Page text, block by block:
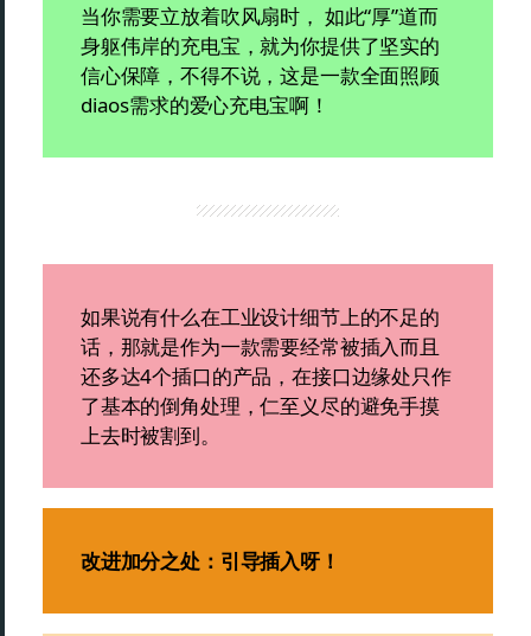
当你需要立放着吹风扇时， 如此“厚”道而
身躯伟岸的充电宝，就为你提供了坚实的
信心保障，不得不说，这是一款全面照顾
diaos需求的爱心充电宝啊！
如果说有什么在工业设计细节上的不足的
话，那就是作为一款需要经常被插入而且
还多达4个插口的产品，在接口边缘处只作
了基本的倒角处理，仁至义尽的避免手摸
上去时被割到。
改进加分之处：引导插入呀！